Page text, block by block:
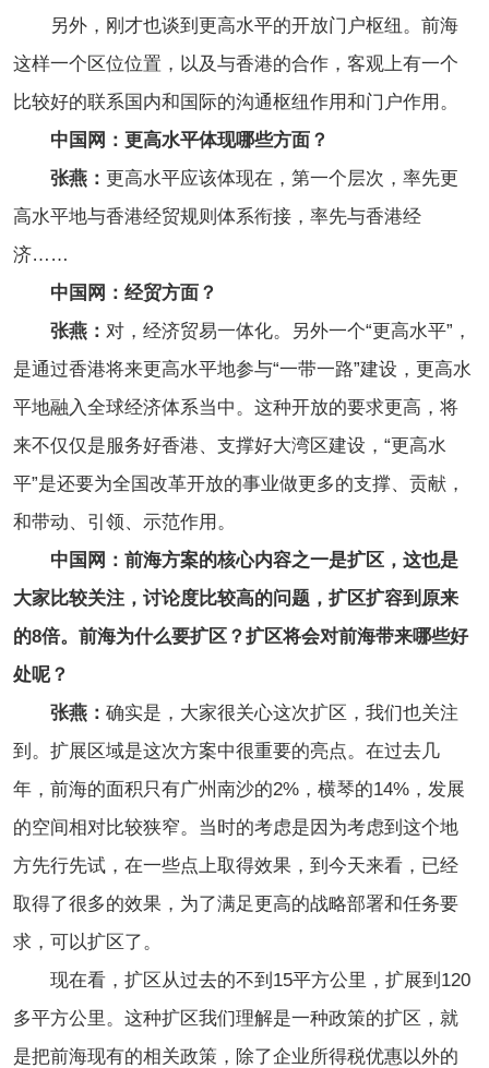
另外，刚才也谈到更高水平的开放门户枢纽。前海
这样一个区位位置，以及与香港的合作，客观上有一个
比较好的联系国内和国际的沟通枢纽作用和门户作用。
中国网：更高水平体现哪些方面？
张燕： 更高水平应该体现在，第一个层次，率先更
高水平地与香港经贸规则体系衔接，率先与香港经
济……
中国网 ：经贸方面？
张燕： 对，经济贸易一体化。另外一个“更高水平”，
是通过香港将来更高水平地参与“一带一路”建设，更高水
平地融入全球经济体系当中。这种开放的要求更高，将
来不仅仅是服务好香港、支撑好大湾区建设，“更高水
平”是还要为全国改革开放的事业做更多的支撑、贡献，
和带动、引领、示范作用。
中国网：前海方案的核心内容之一是扩区，这也是
大家比较关注，讨论度比较高的问题，扩区扩容到原来
的8倍。前海为什么要扩区？扩区将会对前海带来哪些好
处呢？
张燕： 确实是，大家很关心这次扩区，我们也关注
到。扩展区域是这次方案中很重要的亮点。在过去几
年，前海的面积只有广州南沙的2%，横琴的14%，发展
的空间相对比较狭窄。 当时的考虑是因为考虑到这个地
方先行先试，在一些点上取得效果，到今天来看，已经
取得了很多的效果，为了满足更高的战略部署和任务要
求，可以扩区了。
现在看，扩区从过去的不到15平方公里，扩展到120
多平方公里。这种扩区我们理解是一种政策的扩区，就
是把前海现有的相关政策，除了企业所得税优惠以外的